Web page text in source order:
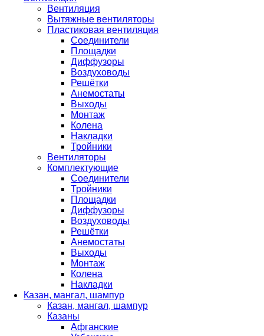
Вентиляция
Вытяжные вентиляторы
Пластиковая вентиляция
Соединители
Площадки
Диффузоры
Воздуховоды
Решётки
Анемостаты
Выходы
Монтаж
Колена
Накладки
Тройники
Вентиляторы
Комплектующие
Соединители
Тройники
Площадки
Диффузоры
Воздуховоды
Решётки
Анемостаты
Выходы
Монтаж
Колена
Накладки
Казан, мангал, шампур
Казан, мангал, шампур
Казаны
Афганские